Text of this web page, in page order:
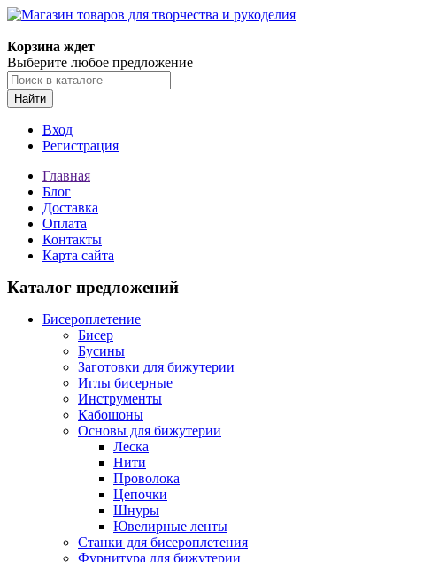
Корзина ждет
Выберите любое предложение
Найти
Вход
Регистрация
Главная
Блог
Доставка
Оплата
Контакты
Карта сайта
Каталог предложений
Бисероплетение
Бисер
Бусины
Заготовки для бижутерии
Иглы бисерные
Инструменты
Кабошоны
Основы для бижутерии
Леска
Нити
Проволока
Цепочки
Шнуры
Ювелирные ленты
Станки для бисероплетения
Фурнитура для бижутерии